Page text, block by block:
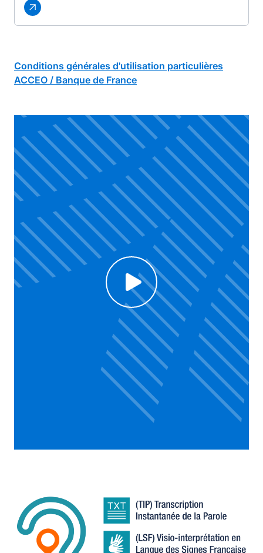
Conditions générales d'utilisation particulières
ACCEO / Banque de France
Voir la vidéo
Click to enable Youtube cookies and see content